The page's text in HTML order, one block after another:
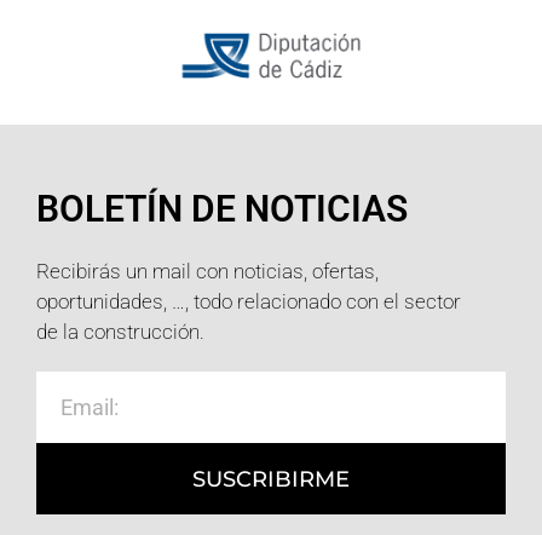
BOLETÍN DE NOTICIAS
Recibirás un mail con noticias, ofertas,
oportunidades, …, todo relacionado con el sector
de la construcción.
SUSCRIBIRME